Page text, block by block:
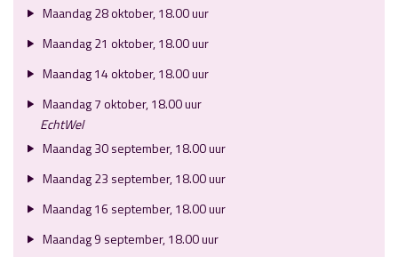
Maandag 28 oktober, 18.00 uur
Maandag 21 oktober, 18.00 uur
Maandag 14 oktober, 18.00 uur
Maandag 7 oktober, 18.00 uur
EchtWel
Maandag 30 september, 18.00 uur
Maandag 23 september, 18.00 uur
Maandag 16 september, 18.00 uur
Maandag 9 september, 18.00 uur